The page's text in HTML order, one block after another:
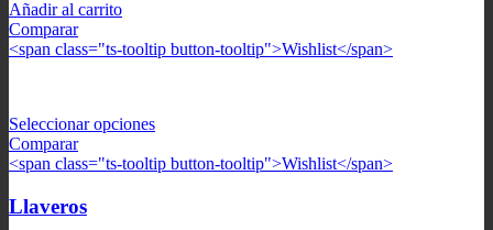
Añadir al carrito
Comparar
<span class="ts-tooltip button-tooltip">Wishlist</span>
Seleccionar opciones
Comparar
<span class="ts-tooltip button-tooltip">Wishlist</span>
Llaveros